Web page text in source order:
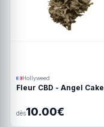
Hollyweed
Fleur CBD - Angel Cake
dès10.00€